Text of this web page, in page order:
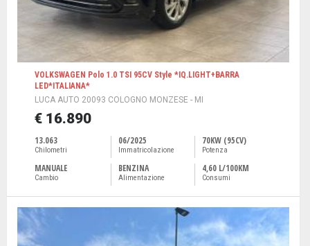
VOLKSWAGEN Polo 1.0 TSI 95CV Style *IQ.LIGHT+BARRA
LED*ITALIANA*
LUCA AUTO 20093 COLOGNO MONZESE - MI
€ 16.890
13.063
Chilometri
06/2025
Immatricolazione
70KW (95CV)
Potenza
MANUALE
Cambio
BENZINA
Alimentazione
4,60 L/100KM
Consumi